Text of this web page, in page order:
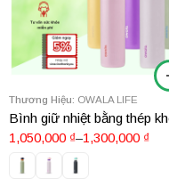
Thương Hiệu: OWALA LIFE
1,050,000 ₫–1,300,000 ₫